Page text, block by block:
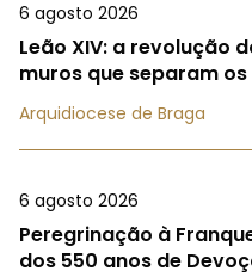
6 agosto 2026
Leão XIV: a revolução
muros que separam
Arquidiocese de Braga
6 agosto 2026
Peregrinação à
dos 550 anos de